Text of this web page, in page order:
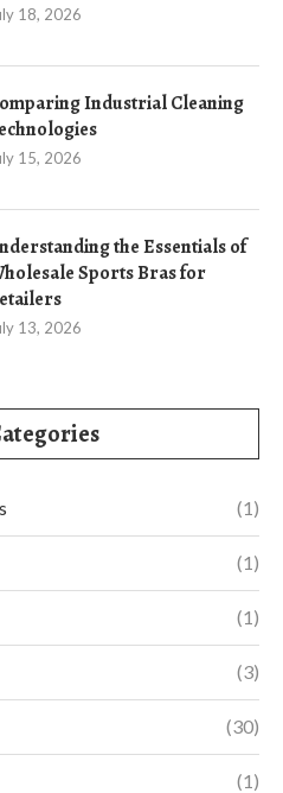
18, 2026
Industrial Cleaning
15, 2026
the Essentials of
Sports Bras for
13, 2026
(1)
(1)
(1)
(3)
(30)
(1)